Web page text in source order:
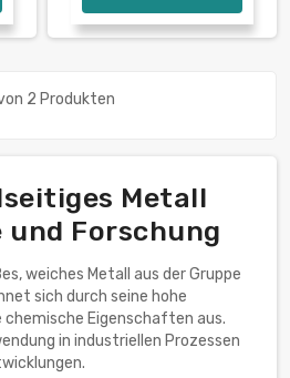
2 Produkten
Metall
Forschung
weiches Metall aus der Gruppe
sich durch seine hohe
Eigenschaften aus.
in industriellen Prozessen